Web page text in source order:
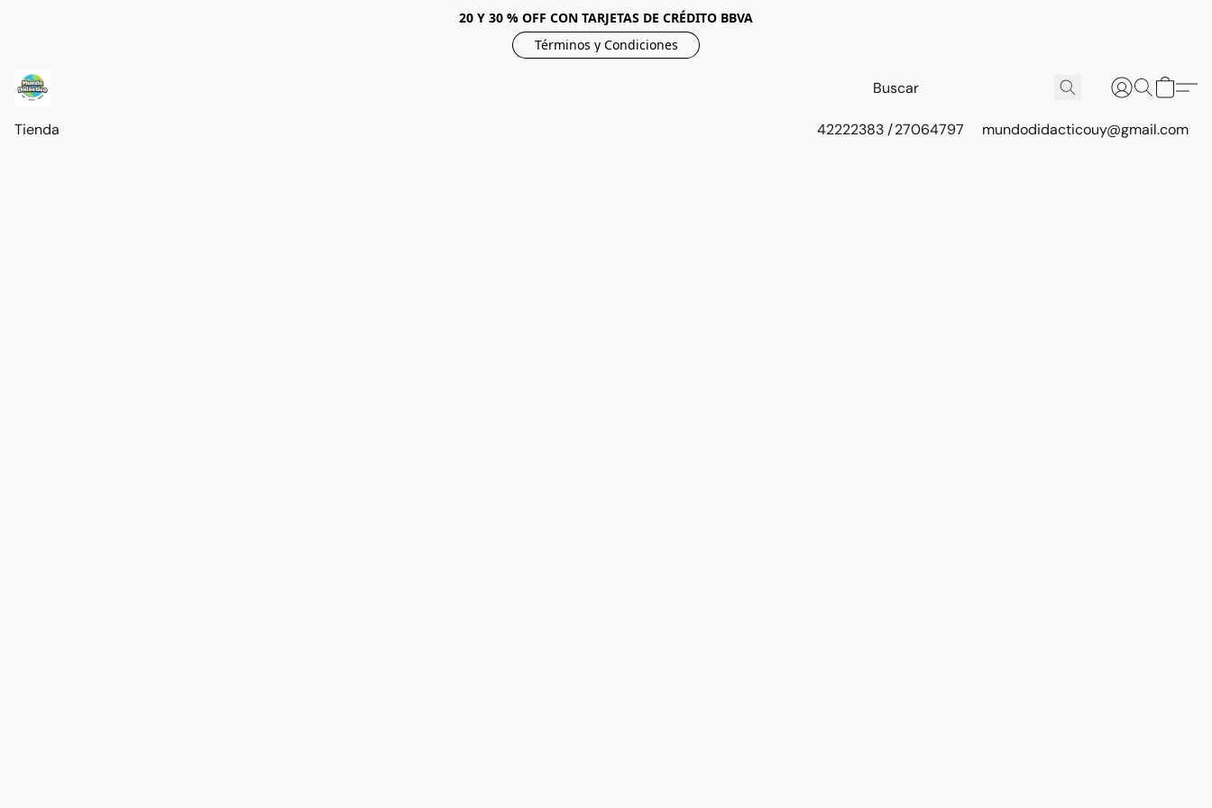
20 Y 30 % OFF CON TARJETAS DE CRÉDITO BBVA
Términos y Condiciones
Tienda 42222383 / 27064797 mundodidacticouy@gmail.com